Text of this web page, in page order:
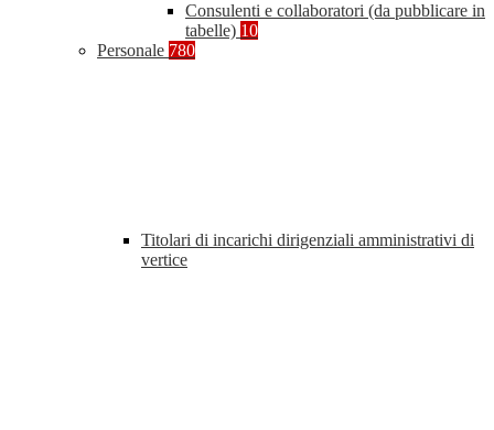
Consulenti e collaboratori (da pubblicare in
tabelle) 10
Personale 780
Titolari di incarichi dirigenziali amministrativi di
vertice